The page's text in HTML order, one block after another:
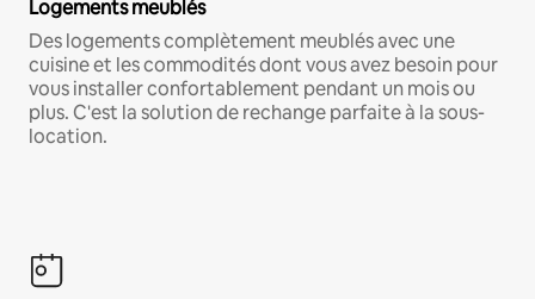
Logements meublés
Des logements complètement meublés avec une
cuisine et les commodités dont vous avez besoin pour
vous installer confortablement pendant un mois ou
plus. C'est la solution de rechange parfaite à la sous-
location.